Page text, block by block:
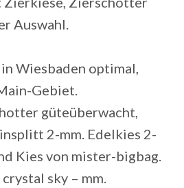
Auswahl.
Wiesbaden optimal,
Gebiet.
güteüberwacht,
2-mm. Edelkies 2-
Kies von mister-bigbag.
sky – mm.